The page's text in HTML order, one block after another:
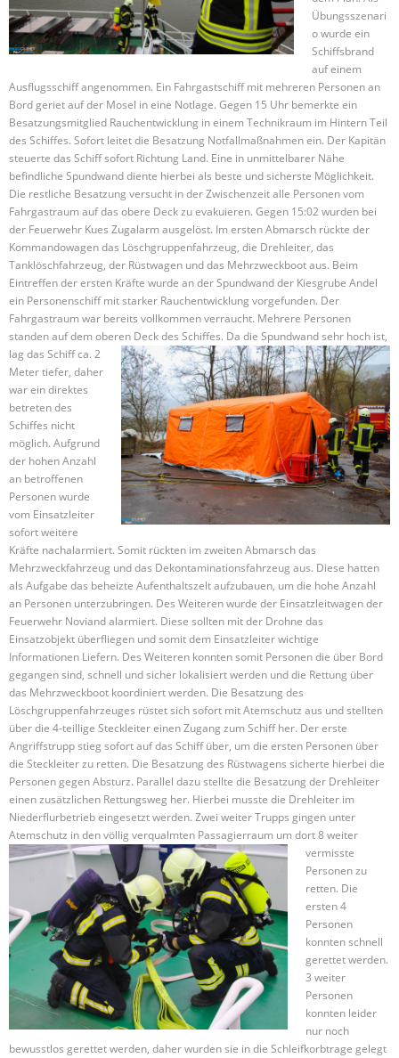
Übungsszenari
o wurde ein
Schiffsbrand
auf einem
Ausflugsschiff angenommen. Ein Fahrgastschiff mit mehreren Personen an
Bord geriet auf der Mosel in eine Notlage. Gegen 15 Uhr bemerkte ein
Besatzungsmitglied Rauchentwicklung in einem Technikraum im Hintern Teil
des Schiffes. Sofort leitet die Besatzung Notfallmaßnahmen ein. Der Kapitän
steuerte das Schiff sofort Richtung Land. Eine in unmittelbarer Nähe
befindliche Spundwand diente hierbei als beste und sicherste Möglichkeit.
Die restliche Besatzung versucht in der Zwischenzeit alle Personen vom
Fahrgastraum auf das obere Deck zu evakuieren. Gegen 15:02 wurden bei
der Feuerwehr Kues Zugalarm ausgelöst. Im ersten Abmarsch rückte der
Kommandowagen das Löschgruppenfahrzeug, die Drehleiter, das
Tanklöschfahrzeug, der Rüstwagen und das Mehrzweckboot aus. Beim
Eintreffen der ersten Kräfte wurde an der Spundwand der Kiesgrube Andel
ein Personenschiff mit starker Rauchentwicklung vorgefunden. Der
Fahrgastraum war bereits vollkommen verraucht. Mehrere Personen
standen auf dem oberen Deck des Schiffes. Da die Spundwand sehr hoch ist,
lag das Schiff ca. 2
Meter tiefer, daher
war ein direktes
betreten des
Schiffes nicht
möglich. Aufgrund
der hohen Anzahl
an betroffenen
Personen wurde
vom Einsatzleiter
sofort weitere
Kräfte nachalarmiert. Somit rückten im zweiten Abmarsch das
Mehrzweckfahrzeug und das Dekontaminationsfahrzeug aus. Diese hatten
als Aufgabe das beheizte Aufenthaltszelt aufzubauen, um die hohe Anzahl
an Personen unterzubringen. Des Weiteren wurde der Einsatzleitwagen der
Feuerwehr Noviandalarmiert. Diese sollten mit der Drohne das
Einsatzobjekt überfliegen und somit dem Einsatzleiter wichtige
Informationen Liefern. Des Weiteren konnten somit Personen die über Bord
gegangen sind, schnell und sicher lokalisiert werden und die Rettung über
das Mehrzweckboot koordiniert werden. Die Besatzung des
Löschgruppenfahrzeuges rüstet sich sofort mit Atemschutz aus und stellten
über die 4-teillige Steckleiter einen Zugang zum Schiff her. Der erste
Angriffstrupp stieg sofort auf das Schiff über, um die ersten Personen über
die Steckleiter zu retten. Die Besatzung des Rüstwagens sicherte hierbei die
Personen gegen Absturz. Parallel dazu stellte die Besatzung der Drehleiter
einen zusätzlichen Rettungsweg her. Hierbei musste die Drehleiter im
Niederflurbetrieb eingesetzt werden. Zwei weiter Trupps gingen unter
Atemschutz in den völlig verqualmten Passagierraum um dort 8 weiter
vermisste
Personen zu
retten. Die
ersten 4
Personen
konnten schnell
gerettet werden.
3 weiter
Personen
konnten leider
nur noch
bewusstlos gerettet werden, daher wurden sie in die Schleifkorbtrage gelegt